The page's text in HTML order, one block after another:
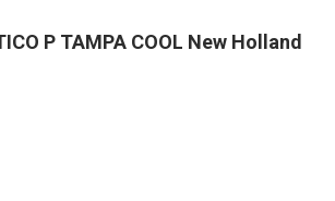
P TAMPA COOL New Holland